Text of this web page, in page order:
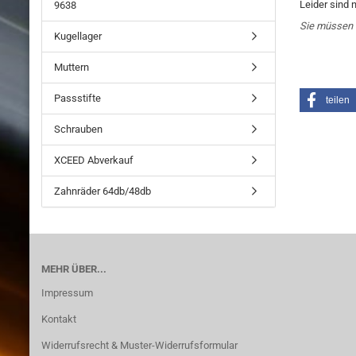
Leider sind
Sie müssen
teilen
9638
Kugellager
Muttern
Passstifte
Schrauben
XCEED Abverkauf
Zahnräder 64db/48db
MEHR ÜBER...
Impressum
Kontakt
Widerrufsrecht & Muster-Widerrufsformular